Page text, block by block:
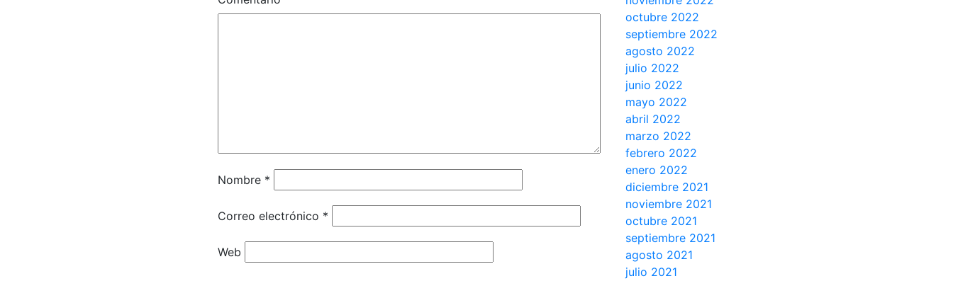
Nombre *
Correo electrónico *
Web
octubre 2022
septiembre 2022
agosto 2022
julio 2022
junio 2022
mayo 2022
abril 2022
marzo 2022
febrero 2022
enero 2022
diciembre 2021
noviembre 2021
octubre 2021
septiembre 2021
agosto 2021
julio 2021